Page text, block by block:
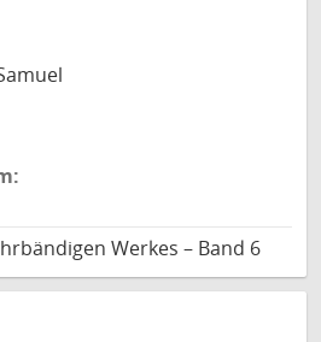
Werkes – Band 6